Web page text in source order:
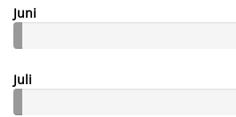
Juni
Juli